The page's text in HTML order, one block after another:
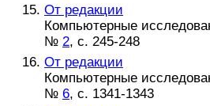
От редакции
Компьютерные
№ 2, с. 245-248
От редакции
Компьютерные
№ 6, с. 1341-1343